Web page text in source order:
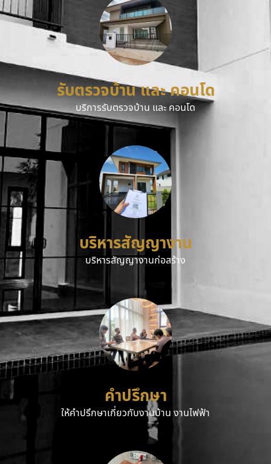
รับตรวจบ้าน และ คอนโด
บริการรับตรวจบ้าน และ คอนโด
บริหารสัญญางาน
บริหารสัญญางานก่อสร้าง
คำปรึกษา
ให้คำปรึกษาเกี่ยวกับงานบ้าน งานไฟฟ้า